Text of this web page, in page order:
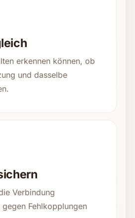
erkennen können, ob
und dasselbe
Verbindung
Fehlkopplungen